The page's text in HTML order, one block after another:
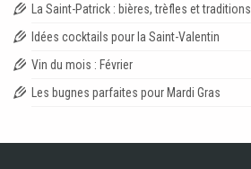
La Saint-Patrick : bières, trèfles et traditions
Idées cocktails pour la Saint-Valentin
Vin du mois : Février
Les bugnes parfaites pour Mardi Gras